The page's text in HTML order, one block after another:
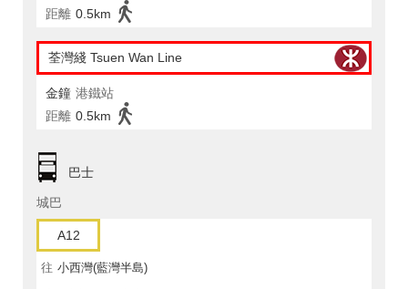
距離 0.5km
荃灣綫 Tsuen Wan Line
金鐘 港鐵站
距離 0.5km
巴士
城巴
A12
往 小西灣(藍灣半島)